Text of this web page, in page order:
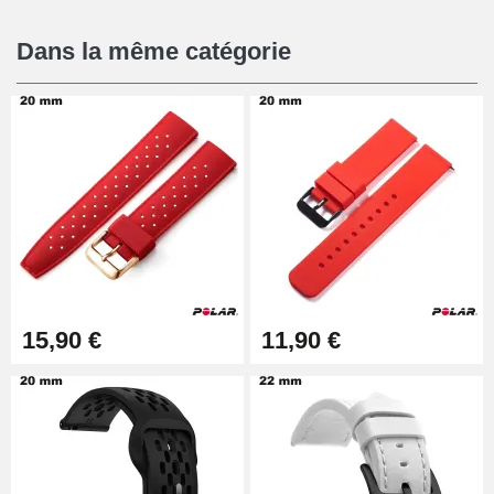
16,90 €
Pied à Coulisse Numérique
9,90 €
Pince à Poinçonner (pince trou)
Pince Trou pour Bracelet de
Kit Horlogerie Débutant
Dans la même catégorie
15,90 € 11,90 €